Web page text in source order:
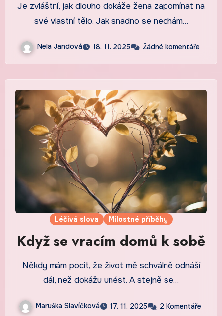
Je zvláštní, jak dlouho dokáže žena zapomínat na
své vlastní tělo. Jak snadno se nechám…
Nela Jandová 18. 11. 2025 Žádné komentáře
Léčivá slova Milostné příběhy
Když se vracím domů k sobě
Někdy mám pocit, že život mě schválně odnáší
dál, než dokážu unést. A stejně se…
Maruška Slavíčková 17. 11. 2025 2 Komentáře